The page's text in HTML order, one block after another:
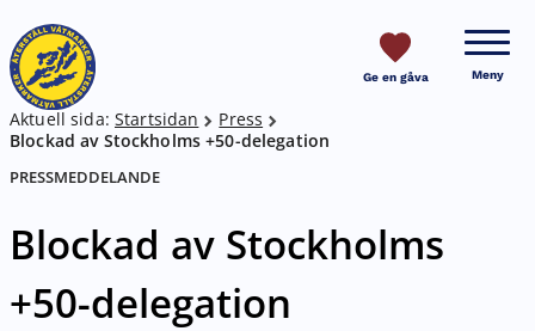
HOPPA TILL SIDANS INNEHÅLL
Ge en gåva Meny
Breadcrumb
Aktuell sida: Startsidan
Press
Blockad av Stockholms +50-delegation
PRESSMEDDELANDE
Blockad av Stockholms
+50-delegation